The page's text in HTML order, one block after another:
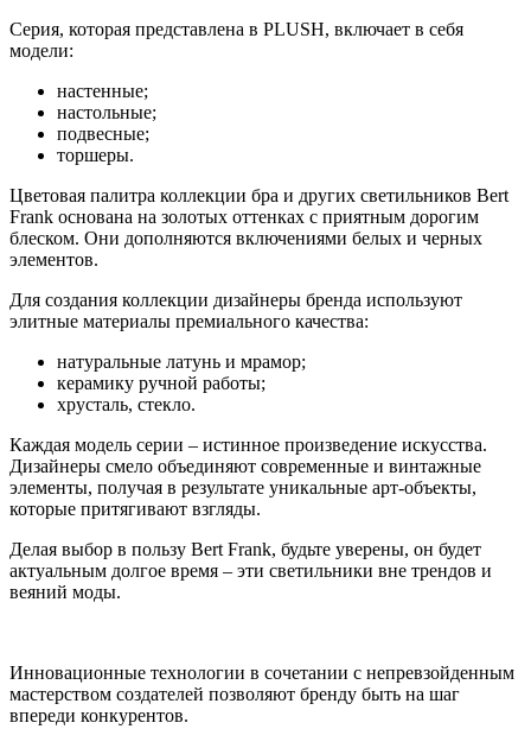
Серия, которая представлена в PLUSH, включает в себя
модели:
настенные;
настольные;
подвесные;
торшеры.
Цветовая палитра коллекции бра и других светильников Bert
Frank основана на золотых оттенках с приятным дорогим
блеском. Они дополняются включениями белых и черных
элементов.
Для создания коллекции дизайнеры бренда используют
элитные материалы премиального качества:
натуральные латунь и мрамор;
керамику ручной работы;
хрусталь, стекло.
Каждая модель серии – истинное произведение искусства.
Дизайнеры смело объединяют современные и винтажные
элементы, получая в результате уникальные арт-объекты,
которые притягивают взгляды.
Делая выбор в пользу Bert Frank, будьте уверены, он будет
актуальным долгое время – эти светильники вне трендов и
веяний моды.
Инновационные технологии в сочетании с непревзойденным
мастерством создателей позволяют бренду быть на шаг
впереди конкурентов.